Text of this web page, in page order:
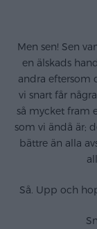
Men sen! Sen
en älskads
andra eftersom
vi snart får
så mycket fram
som vi ändå är;
bättre än alla
Så. Upp och